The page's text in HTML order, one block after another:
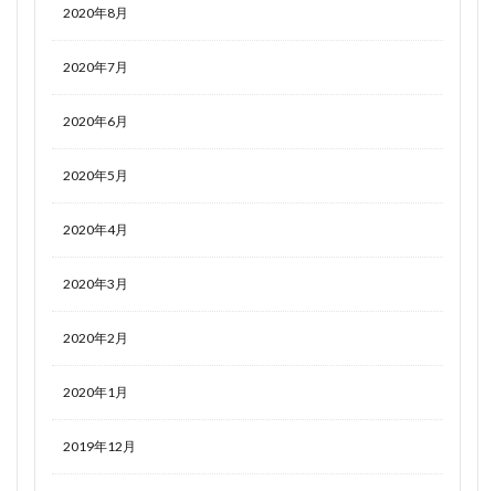
2020年8月
2020年7月
2020年6月
2020年5月
2020年4月
2020年3月
2020年2月
2020年1月
2019年12月